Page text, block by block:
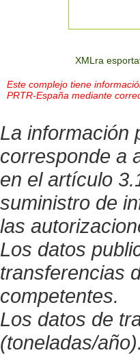
XMLra
Este complejo tiene
PRTR-España mediante
La información
corresponde a
en el artículo
suministro de
las
Los datos
transferencias
competentes.
Los datos de
(toneladas/año).